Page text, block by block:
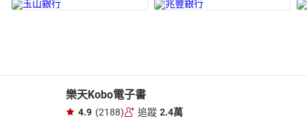
樂天Kobo電子書
4.9 (2188) 追蹤 2.4萬